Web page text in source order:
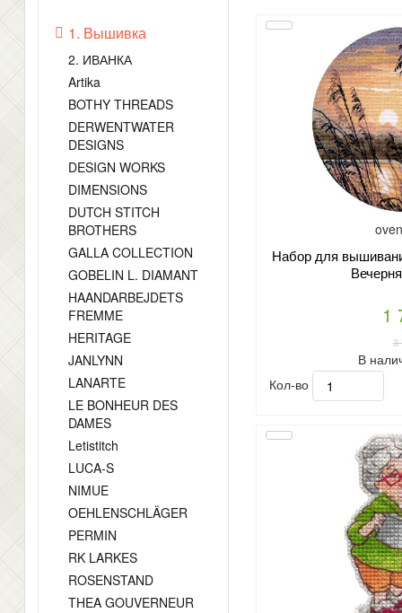
1. Вышивка
2. ИВАНКА
Artika
BOTHY THREADS
DERWENTWATER
DESIGNS
DESIGN WORKS
DIMENSIONS
DUTCH STITCH
BROTHERS
GALLA COLLECTION
GOBELIN L. DIAMANT
HAANDARBEJDETS
FREMME
HERITAGE
JANLYNN
LANARTE
LE BONHEUR DES
DAMES
Letistitch
LUCA-S
NIMUE
OEHLENSCHLÄGER
PERMIN
RK LARKES
ROSENSTAND
THEA GOUVERNEUR
Набор для
1
3
В
Кол-во